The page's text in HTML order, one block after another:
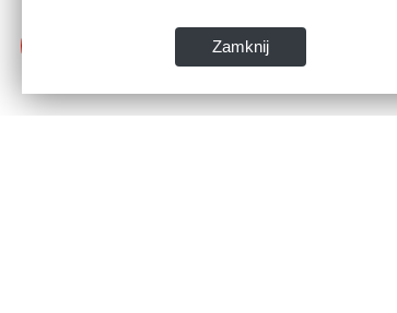
Zamknij